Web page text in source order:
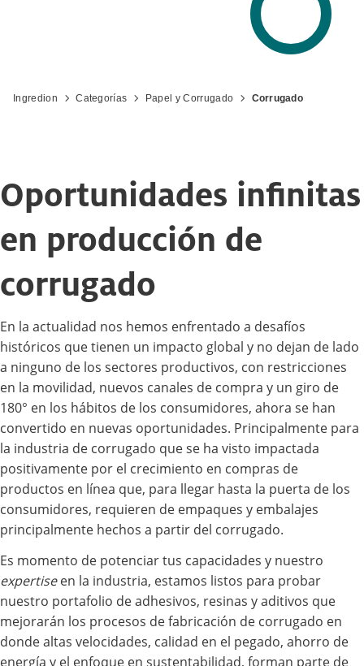
Ingredion Categorías Papel y Corrugado Corrugado
Oportunidades infinitas
en producción de
corrugado
En la actualidad nos hemos enfrentado a desafíos
históricos que tienen un impacto global y no dejan de lado
a ninguno de los sectores productivos, con restricciones
en la movilidad, nuevos canales de compra y un giro de
180° en los hábitos de los consumidores, ahora se han
convertido en nuevas oportunidades. Principalmente para
la industria de corrugado que se ha visto impactada
positivamente por el crecimiento en compras de
productos en línea que, para llegar hasta la puerta de los
consumidores, requieren de empaques y embalajes
principalmente hechos a partir del corrugado.
Es momento de potenciar tus capacidades y nuestro
expertiseen la industria, estamos listos para probar
nuestro portafolio de adhesivos, resinas y aditivos que
mejorarán los procesos de fabricación de corrugado en
donde altas velocidades, calidad en el pegado, ahorro de
energía y el enfoque en sustentabilidad, forman parte de